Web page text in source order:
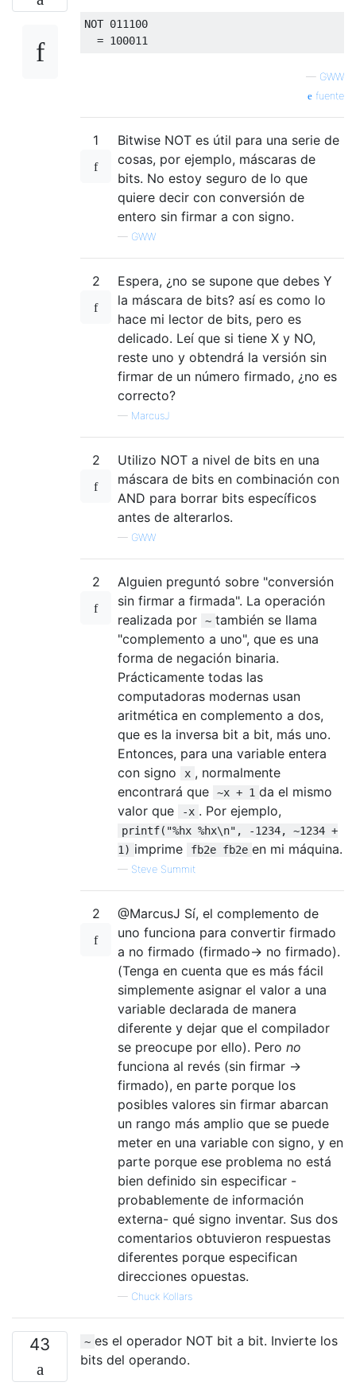
NOT 011100
= 100011
— GWW
fuente
1
Bitwise NOT es útil para una serie de
cosas, por ejemplo, máscaras de
bits. No estoy seguro de lo que
quiere decir con conversión de
entero sin firmar a con signo.
— GWW
2
Espera, ¿no se supone que debes Y
la máscara de bits? así es como lo
hace mi lector de bits, pero es
delicado. Leí que si tiene X y NO,
reste uno y obtendrá la versión sin
firmar de un número firmado, ¿no es
correcto?
— MarcusJ
2
Utilizo NOT a nivel de bits en una
máscara de bits en combinación con
AND para borrar bits específicos
antes de alterarlos.
— GWW
2
Alguien preguntó sobre "conversión
sin firmar a firmada". La operación
realizada por
~ también se llama
"complemento a uno", que es una
forma de negación binaria.
Prácticamente todas las
computadoras modernas usan
aritmética en complemento a dos,
que es la inversa bit a bit, más uno.
Entonces, para una variable entera
con signo
x , normalmente
encontrará que
~x + 1 da el mismo
valor que
-x . Por ejemplo,
printf("%hx %hx\n", -1234, ~1234 +
1) imprime fb2e fb2e en mi máquina.
— Steve Summit
2
@MarcusJ Sí, el complemento de
uno funciona para convertir firmado
a no firmado (firmado-> no firmado).
(Tenga en cuenta que es más fácil
simplemente asignar el valor a una
variable declarada de manera
diferente y dejar que el compilador
se preocupe por ello). Pero no
funciona al revés (sin firmar ->
firmado), en parte porque los
posibles valores sin firmar abarcan
un rango más amplio que se puede
meter en una variable con signo, y en
parte porque ese problema no está
bien definido sin especificar -
probablemente de información
externa- qué signo inventar. Sus dos
comentarios obtuvieron respuestas
diferentes porque especifican
direcciones opuestas.
— Chuck Kollars
43 ~ es el operador NOT bit a bit. Invierte los
bits del operando.